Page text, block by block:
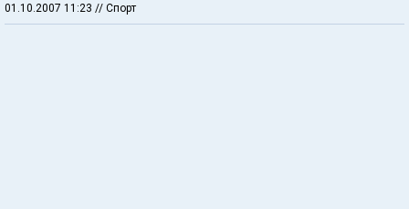
01.10.2007 11:23 // Спорт